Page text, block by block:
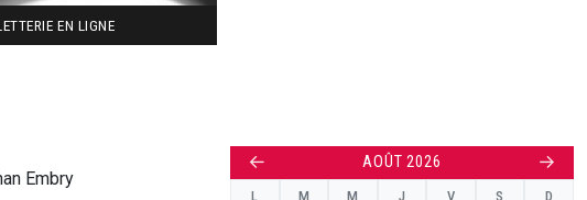
EN LIGNE
Embry
← AOÛT 2026 →
L M M J V S D